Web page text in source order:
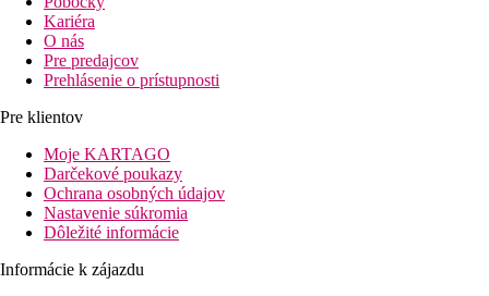
Kariéra
O nás
Pre predajcov
Prehlásenie o prístupnosti
Pre klientov
Moje KARTAGO
Darčekové poukazy
Ochrana osobných údajov
Nastavenie súkromia
Dôležité informácie
Informácie k zájazdu